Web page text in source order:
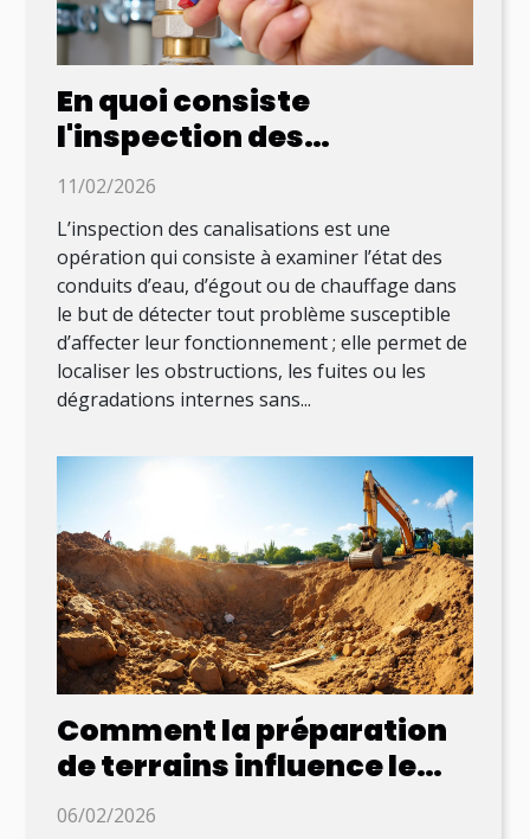
En quoi consiste
l'inspection des
canalisations et qui
11/02/2026
L’inspection des canalisations est une
opération qui consiste à examiner l’état des
conduits d’eau, d’égout ou de chauffage dans
le but de détecter tout problème susceptible
d’affecter leur fonctionnement ; elle permet de
localiser les obstructions, les fuites ou les
dégradations internes sans...
Comment la préparation
de terrains influence le
succès des projets de
06/02/2026